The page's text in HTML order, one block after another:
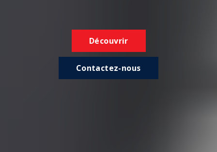
Découvrir
Contactez-nous